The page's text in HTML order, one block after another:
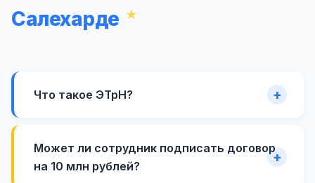
Салехарде
Что такое ЭТрН?
Может ли сотрудник подписать договор
на 10 млн рублей?